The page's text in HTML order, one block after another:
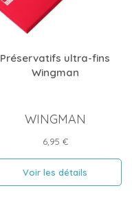
Préservatifs ultra-fins
Wingman
WINGMAN
Prix
6,95 €
Voir les détails